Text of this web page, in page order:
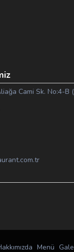
Cami Sk. No:4-B
Menü